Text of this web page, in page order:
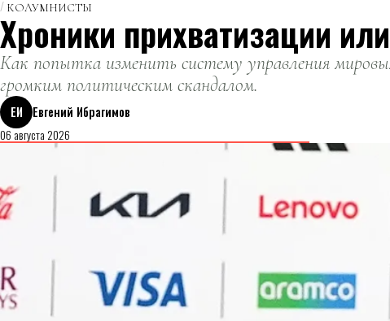
КОЛУМНИСТЫ
Хроники прихватизации
Как попытка изменить систему управления
громким политическим скандалом.
ЕИ
Евгений Ибрагимов
06 августа 2026